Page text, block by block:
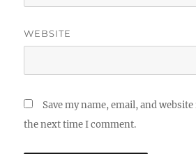
WEBSITE
Save my name, email, and
the next time I comment.